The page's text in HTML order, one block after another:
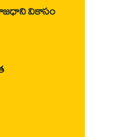
వికాసం